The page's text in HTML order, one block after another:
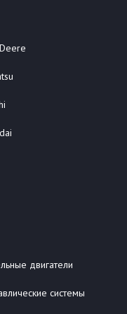
двигатели
системы